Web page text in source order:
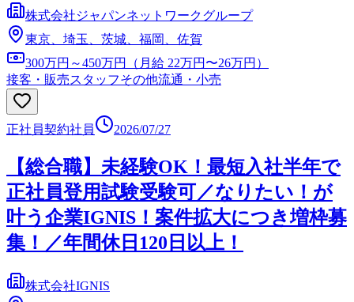
株式会社ジャパンネットワークグループ
東京、埼玉、茨城、福岡、佐賀
300万円～450万円（月給 22万円〜26万円）
接客・販売スタッフその他流通・小売
正社員契約社員 2026/07/27
【総合職】未経験OK！最短入社半年で
正社員登用試験受験可／なりたい！が
叶う企業IGNIS！案件拡大につき増枠募
集！／年間休日120日以上！
株式会社IGNIS